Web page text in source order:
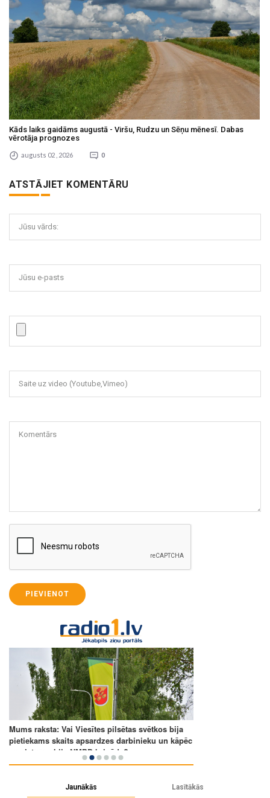
Kāds laiks gaidāms augustā - Viršu, Rudzu un Sēņu mēnesī. Dabas
vērotāja prognozes
augusts 02 , 2026 0
ATSTĀJIET KOMENTĀRU
Jūsu vārds:
Jūsu e-pasts
Saite uz video (Youtube,Vimeo)
Komentārs
PIEVIENOT
Jaunākās Lasītākās